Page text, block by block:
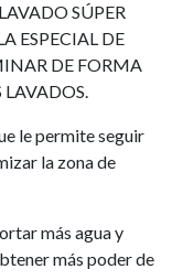
SÚPER
ESPECIAL DE
DE FORMA
LAVADOS.
le permite seguir
la zona de
más agua y
más poder de